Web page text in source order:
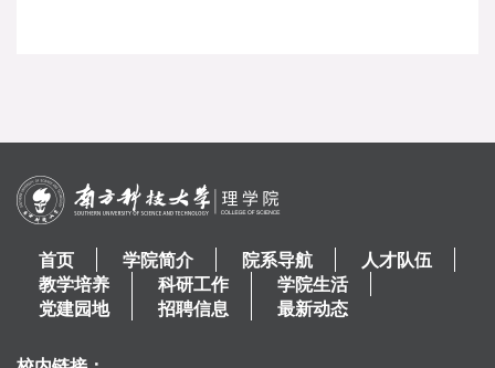
首页 学院简介 院系导航
人才队伍
教学培养
科研工作
学院生活
党建园地
招聘信息 最新动态